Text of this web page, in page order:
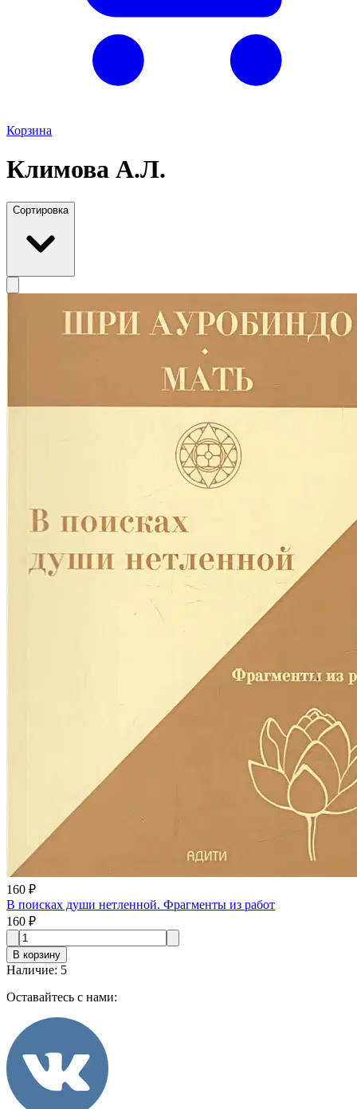
Корзина
Климова А.Л.
Сортировка
160 ₽
В поисках души нетленной. Фрагменты из работ
160 ₽
В корзину
Наличие: 5
Оставайтесь с нами: